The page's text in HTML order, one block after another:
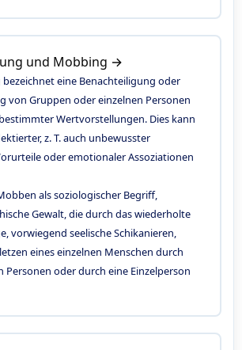
und Mobbing →
eine Benachteiligung oder
von Gruppen oder einzelnen Personen
Wertvorstellungen. Dies kann
z. T. auch unbewusster
oder emotionaler Assoziationen
als soziologischer Begriff,
Gewalt, die durch das wiederholte
vorwiegend seelische Schikanieren,
eines einzelnen Menschen durch
Personen oder durch eine Einzelperson